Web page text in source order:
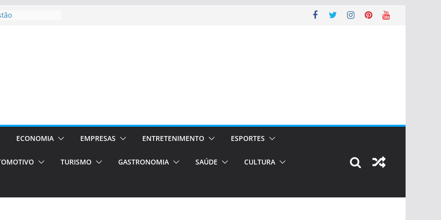
em Porto
de transfer,
de alto padrão
–
o segundo
únicas e
volta!ECONOMIA EMPRESAS ENTRETENIMENTO ESPORTES
TURISMO GASTRONOMIA SAÚDE CULTURA